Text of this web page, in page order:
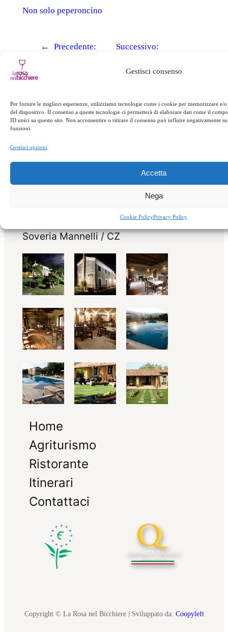
Gestisci consenso
Per fornire le migliori esperienze, utilizziamo tecnologie come i cookie per memorizzare e/
del dispositivo. Il consenso a queste tecnologie ci permetterà di elaborare dati come il
ID unici su questo sito. Non acconsentire o ritirare il consenso può influire negativamente
funzioni.
Gestisci opzioni
Accetta
Nega
Cookie PolicyPrivacy Policy
Non solo peperoncino
←
Precedente:
Successivo:
stelle →
Località Polso – 88049,
Soveria Mannelli / CZ
Home
Agriturismo
Ristorante
Itinerari
Contattaci
Copyright © La Rosa nel Bicchiere | Sviluppato da: Coopyleft